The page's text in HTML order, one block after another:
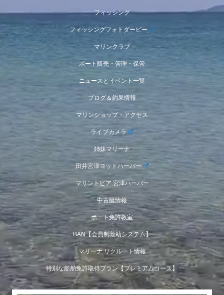
フィッシング
フィッシングフォトダービー
マリンクラブ
ボート販売・管理・保管
ニュースとイベント一覧
ブログ＆釣果情報
マリンショップ・アクセス
ライブカメラ
姉妹マリーナ
田井宮津ヨットハーバー
マリントピア 宮津ハーバー
中古艇情報
ボート免許教室
BAN【会員制救助システム】
マリーナ リクルート情報
特別な船舶免許取得プラン【プレミアムコース】